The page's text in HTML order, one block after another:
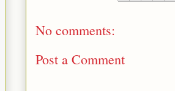
No comments:
Post a Comment